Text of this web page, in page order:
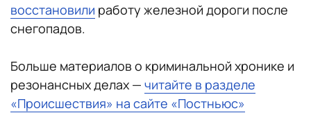
восстановили работу железной дороги после
снегопадов.
Больше материалов о криминальной хронике и
резонансных делах — читайте в разделе
«Происшествия» на сайте «Постньюс»